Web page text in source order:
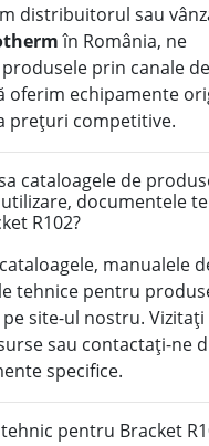
distribuitorul sau
în România, ne
prin canale de
oferim echipamente
prețuri competitive.
cataloagele de
documentele
R102?
manualele
tehnice pentru
pe site-ul nostru.
sau contactați-ne
specifice.
pentru Bracket